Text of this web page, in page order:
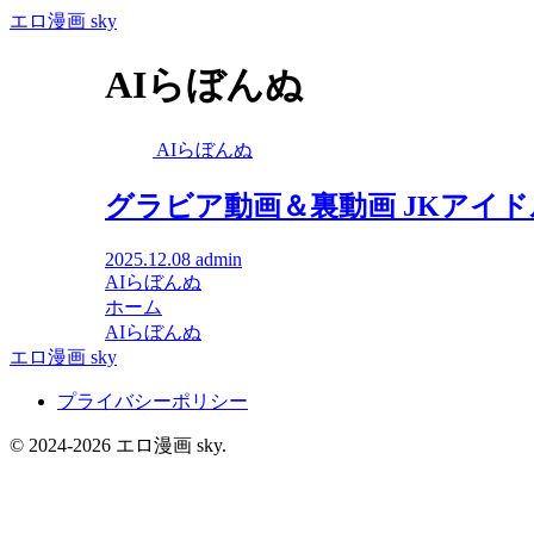
エロ漫画 sky
AIらぼんぬ
AIらぼんぬ
グラビア動画＆裏動画 JKアイ
2025.12.08 admin
AIらぼんぬ
ホーム
AIらぼんぬ
エロ漫画 sky
プライバシーポリシー
© 2024-2026 エロ漫画 sky.